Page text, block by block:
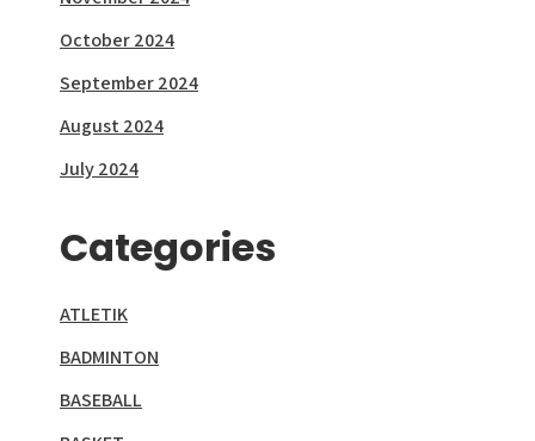
October 2024
September 2024
August 2024
July 2024
Categories
ATLETIK
BADMINTON
BASEBALL